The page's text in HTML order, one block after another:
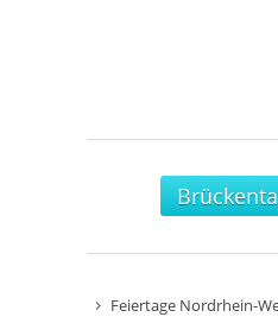
Feiertage Nordrhein-